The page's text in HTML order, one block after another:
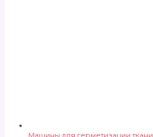
Машины для герметизации ткани